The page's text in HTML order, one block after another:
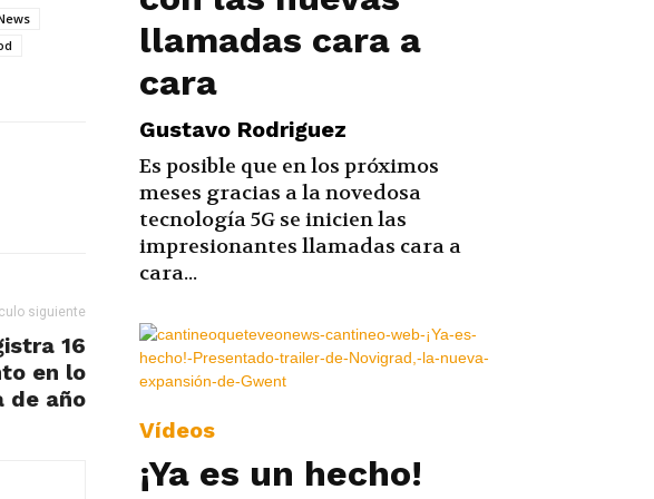
siguiente
16
en lo
de año
llamadas cara a
cara
Gustavo Rodriguez
Es posible que en los próximos
meses gracias a la novedosa
tecnología 5G se inicien las
impresionantes llamadas cara a
cara...
Vídeos
¡Ya es un hecho!